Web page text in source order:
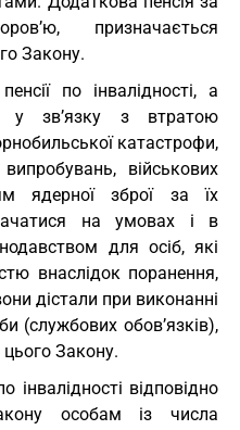
призначається
Закону.
по інвалідності, а
у зв’язку з втратою
катастрофи,
військових
ядерної зброї за їх
на умовах і в
для осіб, які
внаслідок поранення,
дістали при виконанні
(службових обов’язків),
цього Закону.
інвалідності відповідно
особам із числа